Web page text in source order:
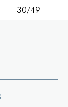
30/49